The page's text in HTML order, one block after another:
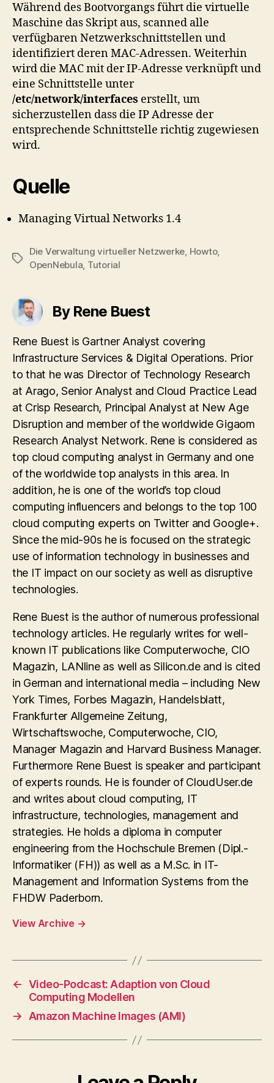
Während des Bootvorgangs führt die virtuelle
Maschine das Skript aus, scanned alle
verfügbaren Netzwerkschnittstellen und
identifiziert deren MAC-Adressen. Weiterhin
wird die MAC mit der IP-Adresse verknüpft und
eine Schnittstelle unter
/etc/network/interfaces erstellt, um
sicherzustellen dass die IP Adresse der
entsprechende Schnittstelle richtig zugewiesen
wird.
Quelle
Managing Virtual Networks 1.4
Tags
Die Verwaltung virtueller Netzwerke, Howto,
OpenNebula, Tutorial
By Rene Buest
Rene Buest is Gartner Analyst covering
Infrastructure Services & Digital Operations. Prior
to that he was Director of Technology Research
at Arago, Senior Analyst and Cloud Practice Lead
at Crisp Research, Principal Analyst at New Age
Disruption and member of the worldwide Gigaom
Research Analyst Network. Rene is considered as
top cloud computing analyst in Germany and one
of the worldwide top analysts in this area. In
addition, he is one of the world’s top cloud
computing influencers and belongs to the top 100
cloud computing experts on Twitter and Google+.
Since the mid-90s he is focused on the strategic
use of information technology in businesses and
the IT impact on our society as well as disruptive
technologies.
Rene Buest is the author of numerous professional
technology articles. He regularly writes for well-
known IT publications like Computerwoche, CIO
Magazin, LANline as well as Silicon.de and is cited
in German and international media – including New
York Times, Forbes Magazin, Handelsblatt,
Frankfurter Allgemeine Zeitung,
Wirtschaftswoche, Computerwoche, CIO,
Manager Magazin and Harvard Business Manager.
Furthermore Rene Buest is speaker and participant
of experts rounds. He is founder of CloudUser.de
and writes about cloud computing, IT
infrastructure, technologies, management and
strategies. He holds a diploma in computer
engineering from the Hochschule Bremen (Dipl.-
Informatiker (FH)) as well as a M.Sc. in IT-
Management and Information Systems from the
FHDW Paderborn.
View Archive →
← Video-Podcast: Adaption von Cloud
Computing Modellen
→
Amazon Machine Images (AMI)